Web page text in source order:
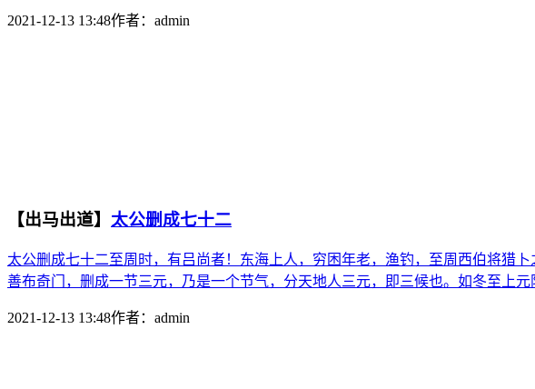
2021-12-13 13:48作者： admin
【出马出道】 太公删成七十二
太公删成七十二至周时，有吕尚者！东海上人，穷困年老，渔钓，至周西伯将猎
善布奇门，删成一节三元，乃是一个节气，分天地人三元，即三候也。如冬至上元
2021-12-13 13:48作者： admin